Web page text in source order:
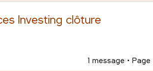
Investing clôture
1 message • Page